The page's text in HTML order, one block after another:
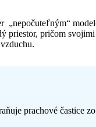
priestor, pričom
prachové častice